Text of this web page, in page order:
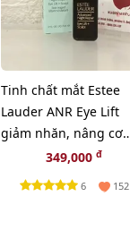
Tinh chất mắt Estee
Lauder ANR Eye Lift
giảm nhăn, nâng cơ
mắt chuyên sâu, 5ml
(New)
349,000đ
6 152